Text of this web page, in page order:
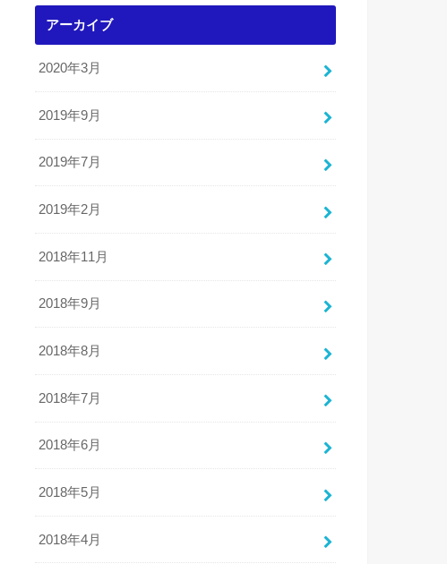
アーカイブ
2020年3月
2019年9月
2019年7月
2019年2月
2018年11月
2018年9月
2018年8月
2018年7月
2018年6月
2018年5月
2018年4月